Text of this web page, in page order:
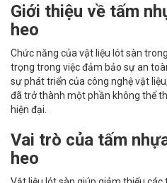
Giới thiệu về tấm
heo
Chức năng của vật liệu lót sàn
trọng trong việc đảm bảo sự an
sự phát triển của công nghệ vật
đã trở thành một phần không thể
hiện đại.
Vai trò của tấm
heo